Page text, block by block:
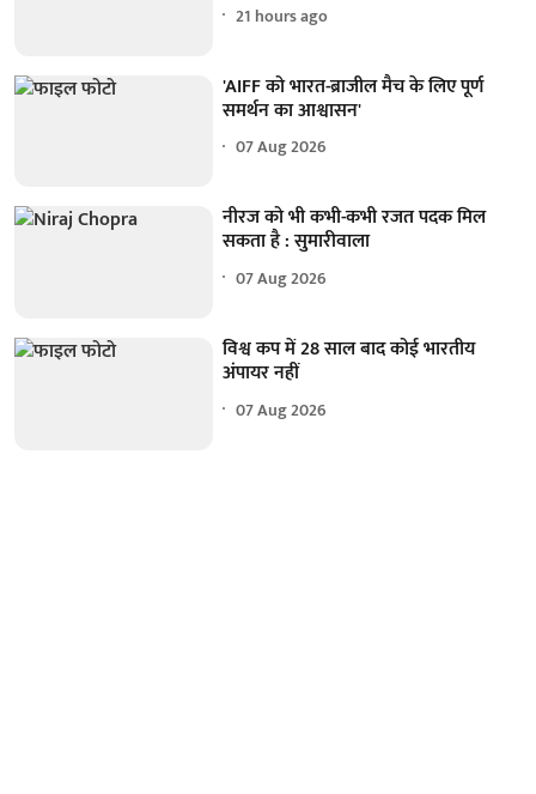
21 hours ago
'AIFF को भारत-ब्राजील मैच के लिए पूर्ण
समर्थन का आश्वासन'
07 Aug 2026
नीरज को भी कभी-कभी रजत पदक मिल
सकता है : सुमारीवाला
07 Aug 2026
विश्व कप में 28 साल बाद कोई भारतीय
अंपायर नहीं
07 Aug 2026